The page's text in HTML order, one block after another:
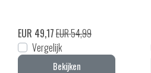
EUR 49,17EUR 54,99
Vergelijk
Bekijken